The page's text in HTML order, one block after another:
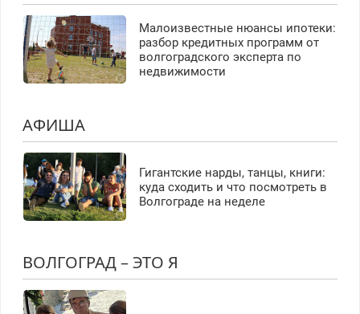
Малоизвестные нюансы ипотеки:
разбор кредитных программ от
волгоградского эксперта по
недвижимости
АФИША
Гигантские нарды, танцы, книги:
куда сходить и что посмотреть в
Волгограде на неделе
ВОЛГОГРАД – ЭТО Я